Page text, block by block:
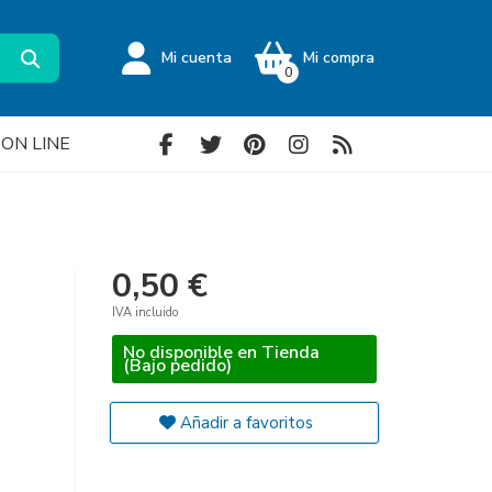
Mi cuenta Mi compra
0
LINE
0,50 €
IVA incluido
No disponible en Tienda
(Bajo pedido)
Añadir a favoritos